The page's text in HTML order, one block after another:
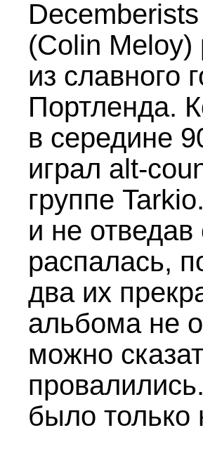
(Colin Meloy)
из славного
Портленда.
в середине
играл alt-
группе
и не
распалась,
два их
альбома не
можно
было только